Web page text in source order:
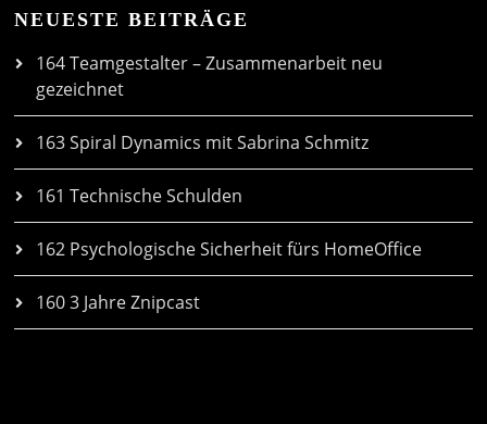
NEUESTE BEITRÄGE
164 Teamgestalter – Zusammenarbeit neu
gezeichnet
163 Spiral Dynamics mit Sabrina Schmitz
161 Technische Schulden
162 Psychologische Sicherheit fürs HomeOffice
160 3 Jahre Znipcast